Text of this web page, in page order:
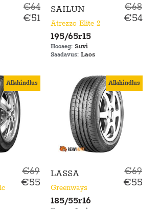
€64
€51
SAILUN
Atrezzo Elite 2
195/65r15
Hooaeg: Suvi
Saadavus: Laos
€68
€54
Allahindlus
€69
€55
Allahindlus
LASSA
Greenways
185/55r16
€69
€55